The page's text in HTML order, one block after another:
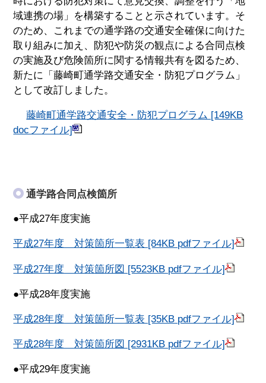
域連携の場」を構築することと示されています。そ
のため、これまでの通学路の交通安全確保に向けた
取り組みに加え、防犯や防災の観点による合同点検
の実施及び危険箇所に関する情報共有を図るため、
新たに「藤崎町通学路交通安全・防犯プログラム」
として改訂しました。
藤崎町通学路交通安全・防犯プログラム [149KB
docファイル]
通学路合同点検箇所
●平成27年度実施
平成27年度 対策箇所一覧表 [84KB pdfファイル]
平成27年度 対策箇所図 [5523KB pdfファイル]
●平成28年度実施
平成28年度 対策箇所一覧表 [35KB pdfファイル]
平成28年度 対策箇所図 [2931KB pdfファイル]
●平成29年度実施